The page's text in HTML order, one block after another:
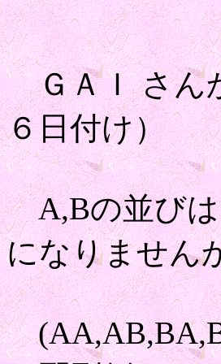
ＧＡＩ さん
６日付け）
A,Bの並びは
になりません